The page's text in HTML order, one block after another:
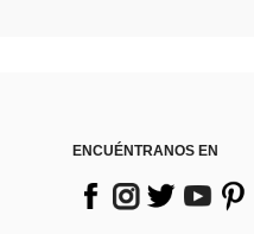
ENCUÉNTRANOS EN